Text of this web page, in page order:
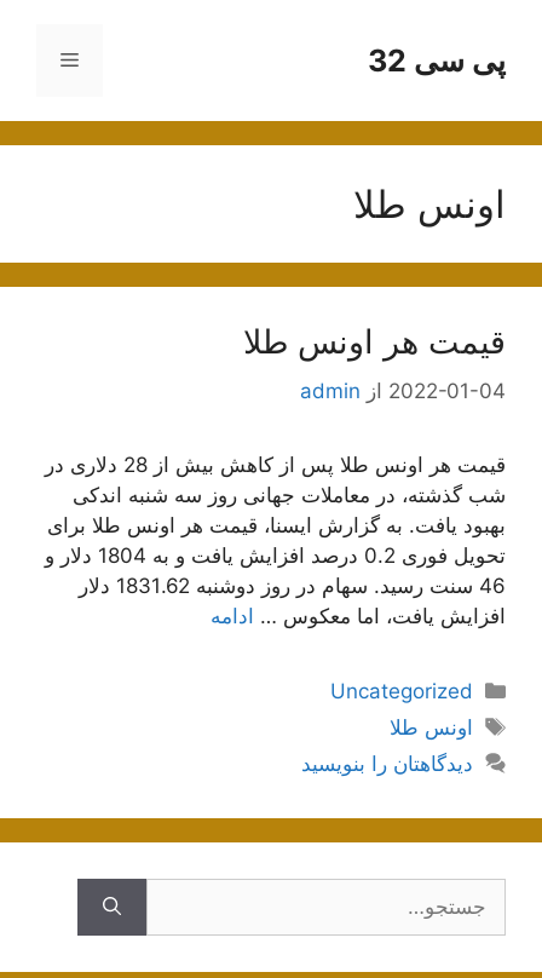
محتواپی سی 32 فهرست
اونس طلا
قیمت هر اونس طلا
2022-01-04 از admin
قیمت هر اونس طلا پس از کاهش بیش از 28 دلاری در
شب گذشته، در معاملات جهانی روز سه شنبه اندکی
بهبود یافت. به گزارش ایسنا، قیمت هر اونس طلا برای
تحویل فوری 0.2 درصد افزایش یافت و به 1804 دلار و
46 سنت رسید. سهام در روز دوشنبه 1831.62 دلار
افزایش یافت، اما معکوس … ادامه
دسته‌ها
Uncategorized
برچسب‌ها
اونس طلا
دیدگاهتان را بنویسید